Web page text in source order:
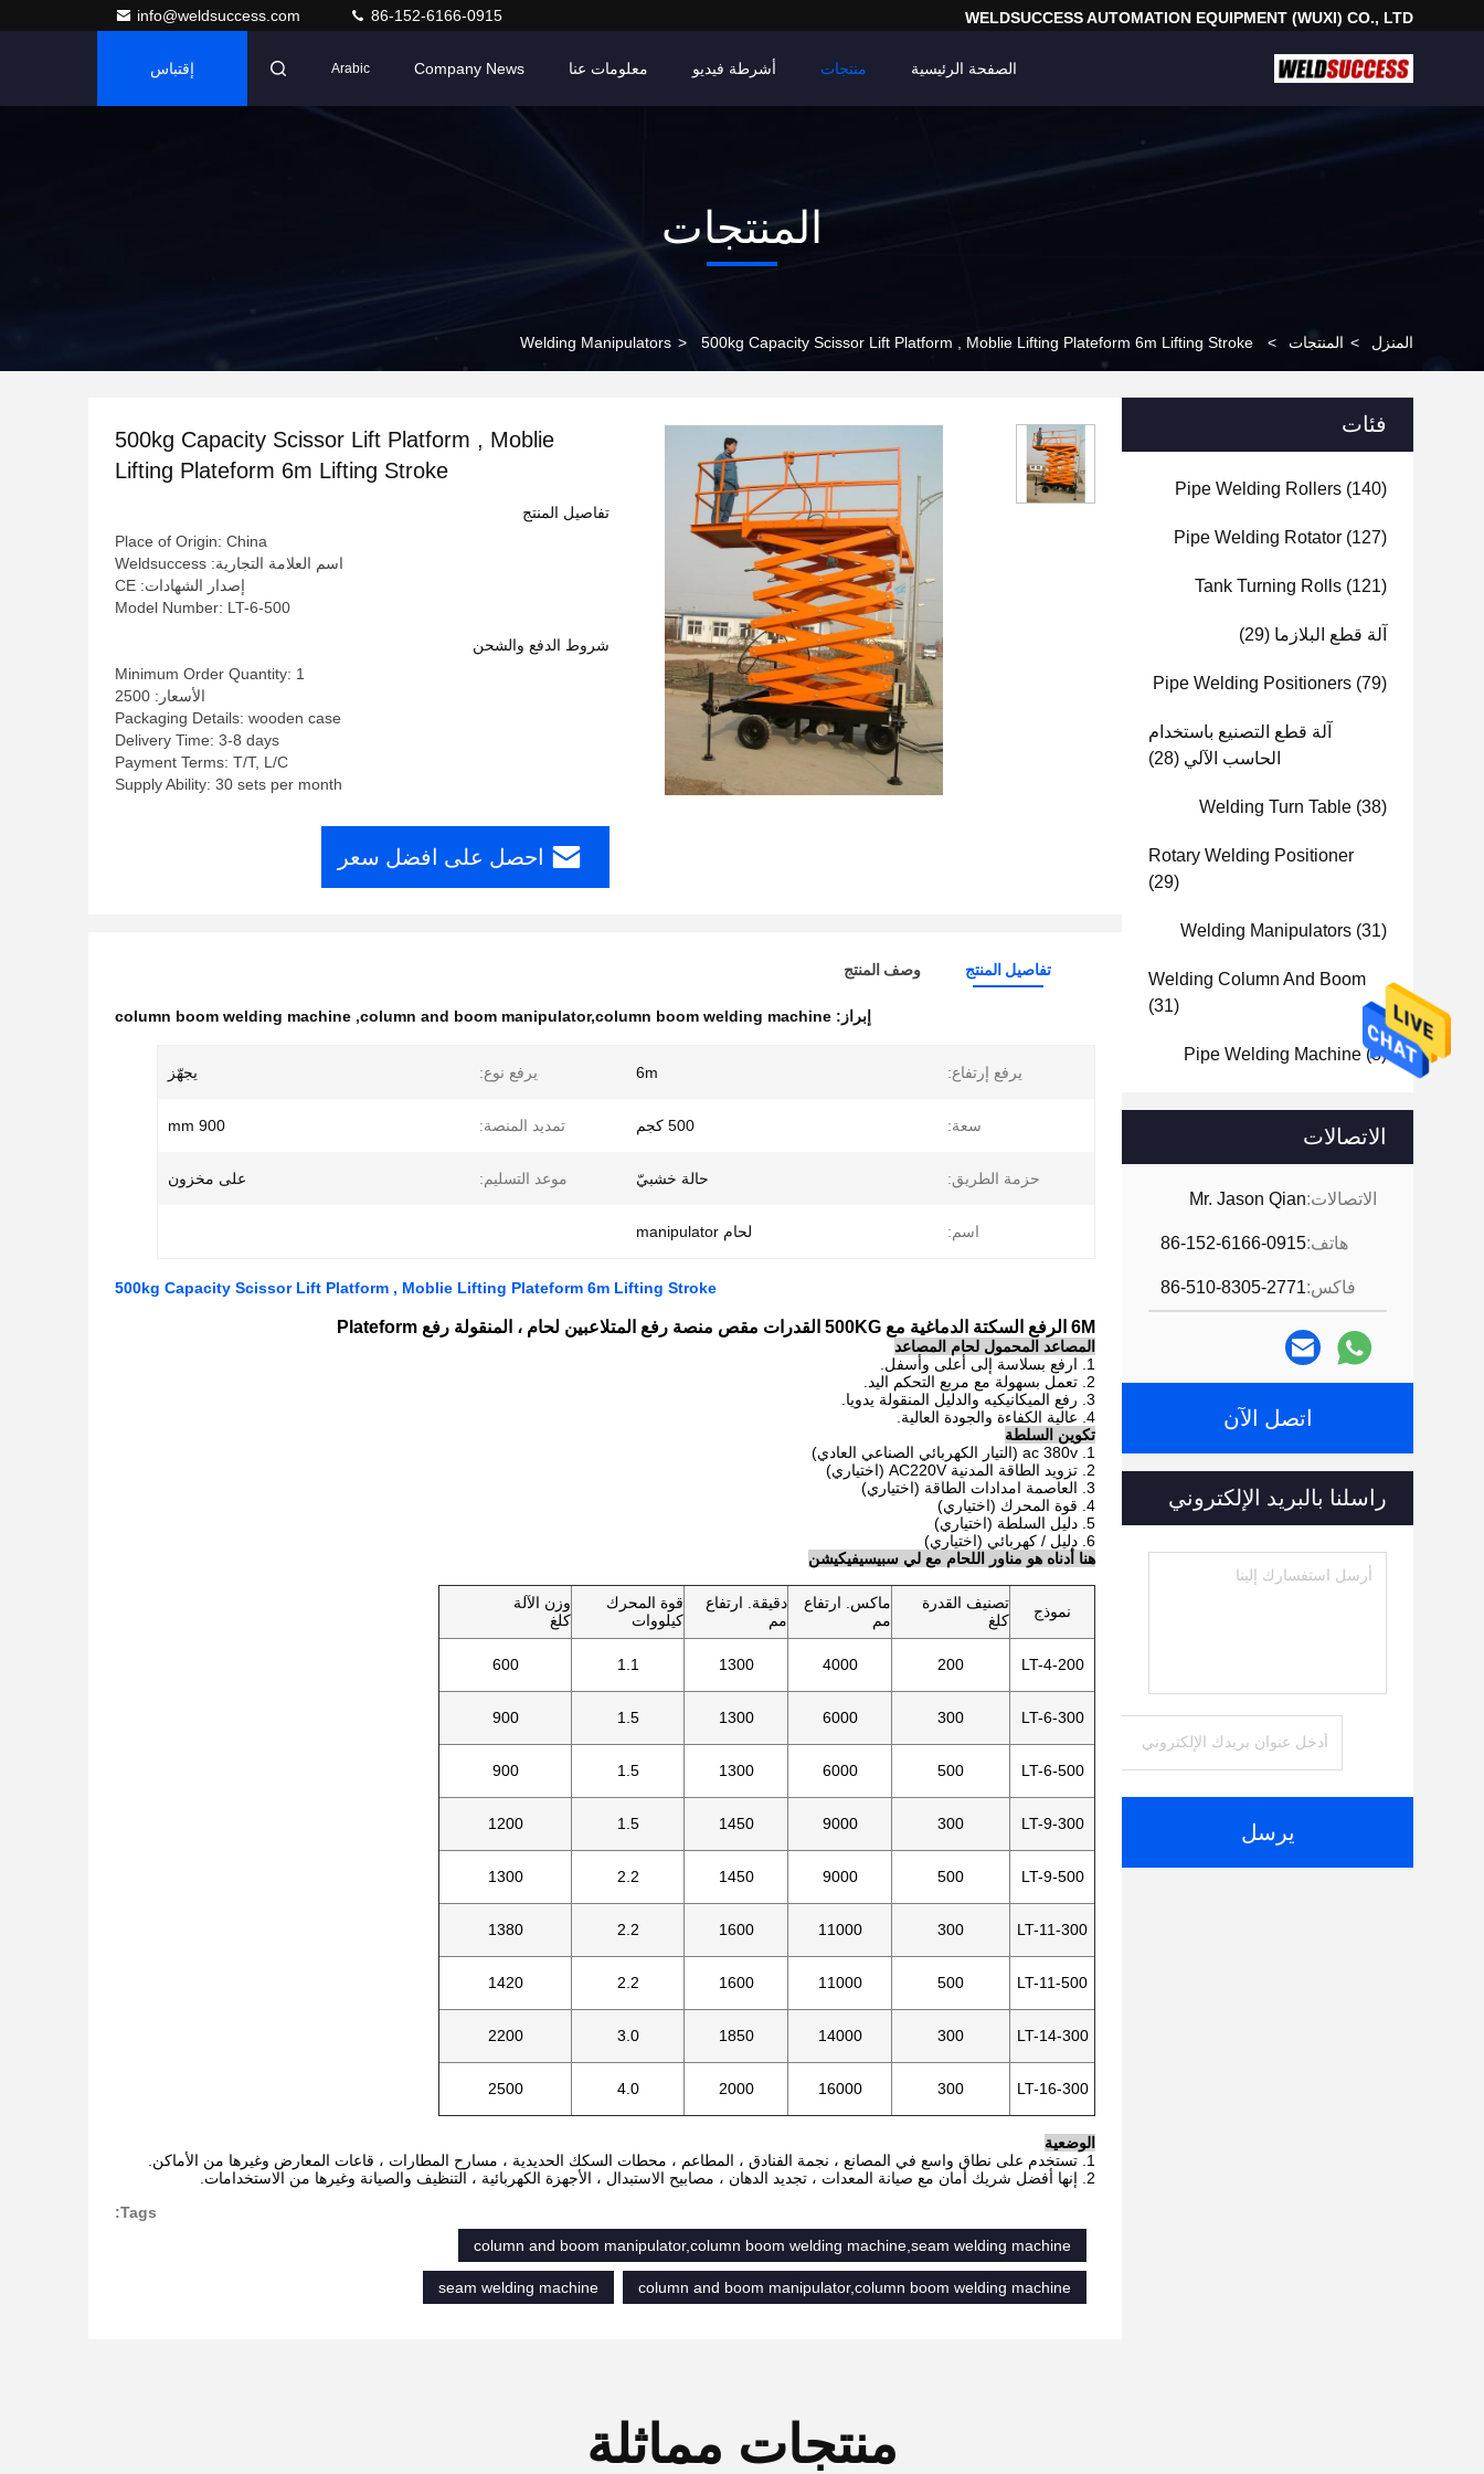
WELDSUCCESS AUTOMATION EQUIPMENT (WUXI) CO., LTD
info@weldsuccess.com 86-152-6166-0915
الصفحة الرئيسية منتجات أشرطة فيديو معلومات عنا Company News
Arabic إقتباس
المنتجات
المنزل > المنتجات >
Welding Manipulators > 500kg Capacity Scissor Lift Platform , Moblie Lifting Plateform 6m Lifting Stroke
فئات
Pipe Welding Rollers (140)
Pipe Welding Rotator (127)
Tank Turning Rolls (121)
آلة قطع البلازما (29)
Pipe Welding Positioners (79)
آلة قطع التصنيع باستخدام
الحاسب الآلي (28)
Welding Turn Table (38)
Rotary Welding Positioner
(29)
Welding Manipulators (31)
Welding Column And Boom
(31)
Pipe Welding Machine(8)
الاتصالات
الاتصالات:Mr. Jason Qian
هاتف:86-152-6166-0915
فاكس:86-510-8305-2771
اتصل الآن
راسلنا بالبريد الإلكتروني
يرسل
500kg Capacity Scissor Lift Platform , Moblie
Lifting Plateform 6m Lifting Stroke
تفاصيل المنتج
Place of Origin: China
اسم العلامة التجارية: Weldsuccess
إصدار الشهادات: CE
Model Number: LT-6-500
شروط الدفع والشحن
Minimum Order Quantity: 1
الأسعار: 2500
Packaging Details: wooden case
Delivery Time: 3-8 days
Payment Terms: T/T, L/C
Supply Ability: 30 sets per month
احصل على افضل سعر
تفاصيل المنتج وصف المنتج
إبراز: column and boom manipulator,column boom welding machine
,
column boom welding machine
يرفع إرتفاع: 6m يرفع نوع: يجهّز
سعة: 500 كجم تمديد المنصة: 900 mm
حزمة الطريق: حالة خشبيّ موعد التسليم: على مخزون
اسم: لحام manipulator
500kg Capacity Scissor Lift Platform , Moblie Lifting Plateform 6m Lifting Stroke
6M الرفع السكتة الدماغية مع 500KG القدرات مقص منصة رفع المتلاعبين لحام ، المنقولة رفع Plateform
المصاعد المحمول لحام المصاعد
1. ارفع بسلاسة إلى أعلى وأسفل.
2. تعمل بسهولة مع مربع التحكم اليد.
3. رفع الميكانيكيه والدليل المنقولة يدويا.
4. عالية الكفاءة والجودة العالية.
تكوين السلطة
1. ac 380v (التيار الكهربائي الصناعي العادي)
2. تزويد الطاقة المدنية AC220V (اختياري)
3. العاصمة امدادات الطاقة (اختياري)
4. قوة المحرك (اختياري)
5. دليل السلطة (اختياري)
6. دليل / كهربائي (اختياري)
هنا أدناه هو مناور اللحام مع لي سبيسيفيكيشن
نموذج
تصنيف القدرة
كلغ
ماكس. ارتفاع
مم
دقيقة. ارتفاع
مم
قوة المحرك
كيلووات
وزن الآلة
كلغ
LT-4-200
200
4000
1300
1.1
600
LT-6-300
300
6000
1300
1.5
900
LT-6-500
500
6000
1300
1.5
900
LT-9-300
300
9000
1450
1.5
1200
LT-9-500
500
9000
1450
2.2
1300
LT-11-300
300
11000
1600
2.2
1380
LT-11-500
500
11000
1600
2.2
1420
LT-14-300
300
14000
1850
3.0
2200
LT-16-300
300
16000
2000
4.0
2500
الوضعية
1. تستخدم على نطاق واسع في المصانع ، نجمة الفنادق ، المطاعم ، محطات السكك الحديدية ، مسارح المطارات ، قاعات المعارض وغيرها من الأماكن.
2. إنها أفضل شريك أمان مع صيانة المعدات ، تجديد الدهان ، مصابيح الاستبدال ، الأجهزة الكهربائية ، التنظيف والصيانة وغيرها من الاستخدامات.
Tags:
column and boom manipulator,column boom welding machine,seam welding machine
column and boom manipulator,column boom welding machine
seam welding machine
منتجات مماثلة